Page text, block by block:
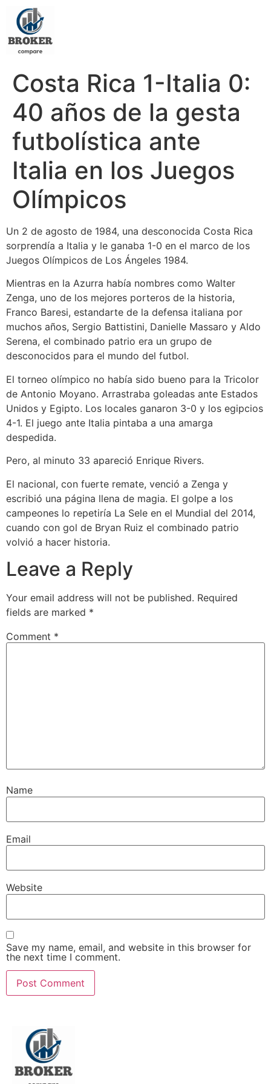
Costa Rica 1-Italia 0:
40 años de la gesta
futbolística ante
Italia en los Juegos
Olímpicos
Un 2 de agosto de 1984, una desconocida Costa Rica
sorprendía a Italia y le ganaba 1-0 en el marco de los
Juegos Olímpicos de Los Ángeles 1984.
Mientras en la Azurra había nombres como Walter
Zenga, uno de los mejores porteros de la historia,
Franco Baresi, estandarte de la defensa italiana por
muchos años, Sergio Battistini, Danielle Massaro y Aldo
Serena, el combinado patrio era un grupo de
desconocidos para el mundo del futbol.
El torneo olímpico no había sido bueno para la Tricolor
de Antonio Moyano. Arrastraba goleadas ante Estados
Unidos y Egipto. Los locales ganaron 3-0 y los egipcios
4-1. El juego ante Italia pintaba a una amarga
despedida.
Pero, al minuto 33 apareció Enrique Rivers.
El nacional, con fuerte remate, venció a Zenga y
escribió una página llena de magia. El golpe a los
campeones lo repetiría La Sele en el Mundial del 2014,
cuando con gol de Bryan Ruiz el combinado patrio
volvió a hacer historia.
Leave a Reply
Your email address will not be published. Required
fields are marked *
Comment *
Name
Email
Website
Save my name, email, and website in this browser for
the next time I comment.